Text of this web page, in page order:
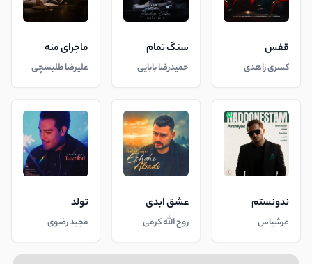
قفس
کسری زاهدی
سنگ تمام
حمیدرضا بابایی
ماجرای منه
علیرضا طلیسچی
ندونستم
عرشیاس
عشق ابدی
روح الله کرمی
تولد
مجید رضوی